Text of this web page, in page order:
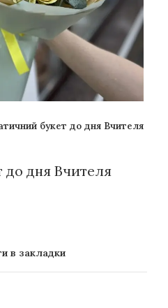
букет до дня Вчителя
до дня Вчителя
в закладки